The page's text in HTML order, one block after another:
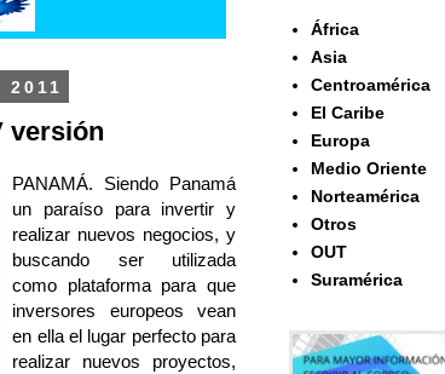
2011
versión
PANAMÁ. Siendo Panamá
un paraíso para invertir y
realizar nuevos negocios, y
buscando ser utilizada
como plataforma para que
inversores europeos vean
en ella el lugar perfecto para
realizar nuevos proyectos,
África
Asia
Centroamérica
El Caribe
Europa
Medio Oriente
Norteamérica
Otros
OUT
Suramérica